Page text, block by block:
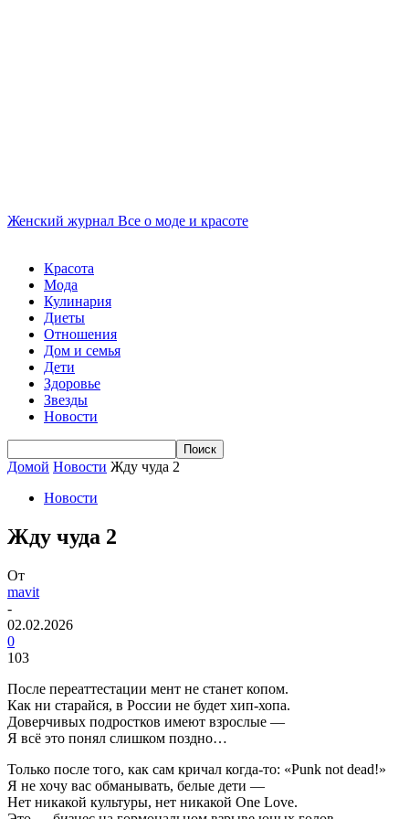
Женский журнал Все о моде и красоте
Красота
Мода
Кулинария
Диеты
Отношения
Дом и семья
Дети
Здоровье
Звезды
Новости
Домой Новости Жду чуда 2
Новости
Жду чуда 2
От
mavit
-
02.02.2026
0
103
После переаттестации мент не станет копом.
Как ни старайся, в России не будет хип-хопа.
Доверчивых подростков имеют взрослые —
Я всё это понял слишком поздно…
Только после того, как сам кричал когда-то: «Punk not dead!»
Я не хочу вас обманывать, белые дети —
Нет никакой культуры, нет никакой One Love.